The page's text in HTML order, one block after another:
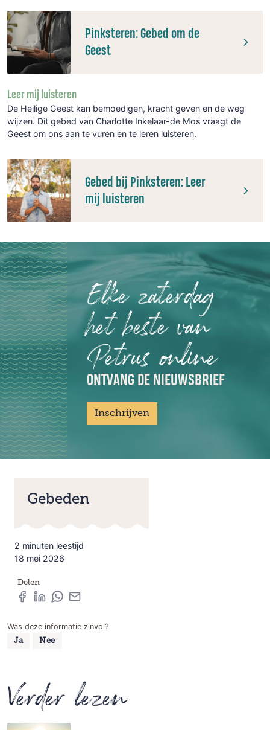
Pinksteren: Gebed om de
Geest
Leer mij luisteren
De Heilige Geest kan bemoedigen, kracht geven en de weg
wijzen. Dit gebed van Charlotte Inkelaar-de Mos vraagt de
Geest om ons aan te vuren en te leren luisteren.
Gebed bij Pinksteren: Leer
mij luisteren
Elke zaterdag
het beste van
Petrus online
ONTVANG DE NIEUWSBRIEF
Inschrijven
Gebeden
2 minuten leestijd
18 mei 2026
Delen
Was deze informatie zinvol?
Ja Nee
Verder lezen